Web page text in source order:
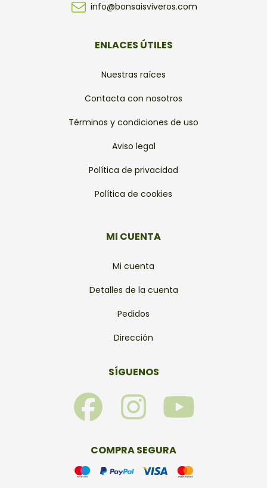
info@bonsaisviveros.com
ENLACES ÚTILES
Nuestras raíces
Contacta con nosotros
Términos y condiciones de uso
Aviso legal
Política de privacidad
Política de cookies
MI CUENTA
Mi cuenta
Detalles de la cuenta
Pedidos
Dirección
SÍGUENOS
F
a
c
I
n
s
Y
u
COMPRA SEGURA